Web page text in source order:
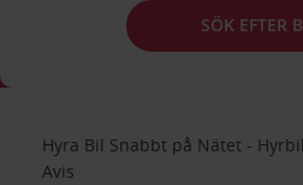
SÖK EFTER
Hyra Bil Snabbt på Nätet -
Avis